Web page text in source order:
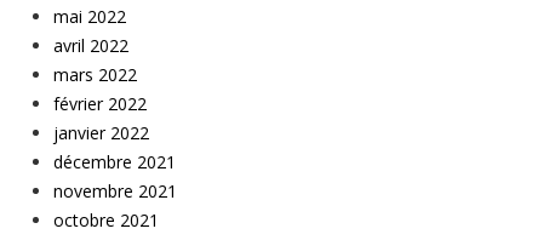
mai 2022
avril 2022
mars 2022
février 2022
janvier 2022
décembre 2021
novembre 2021
octobre 2021